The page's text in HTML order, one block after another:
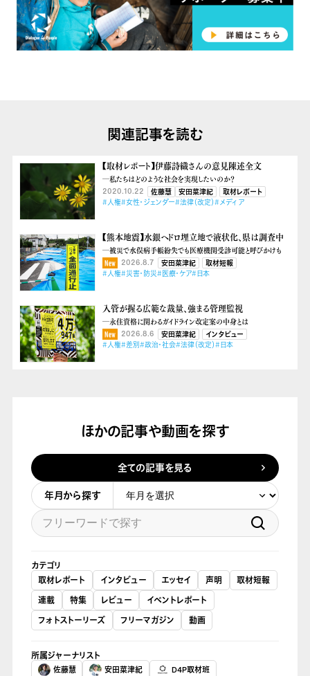
関連記事を読む
【取材レポート】伊藤詩織さんの意見陳述全文
―私たちはどのような社会を実現したいのか？
2020.10.22 佐藤慧 安田菜津紀
取材レポート
#人権#女性・ジェンダー#法律（改定）#メディア
【熊本地震】水銀ヘドロ埋立地で液状化、県は調査中
―被災で水俣病手帳紛失でも医療機関受診可能と呼びかけも
2026.8.7 安田菜津紀
取材短報
#人権#災害・防災#医療・ケア#日本
入管が握る広範な裁量、強まる管理監視
―永住資格に関わるガイドライン改定案の中身とは
2026.8.6 安田菜津紀
インタビュー
#人権#差別#政治・社会#法律（改定）#日本
ほかの記事や動画を探す
全ての記事を見る
年月から探す
カテゴリ
取材レポート
インタビュー エッセイ 声明
取材短報
連載
特集 レビュー
イベントレポート
フォトストーリーズ
フリーマガジン 動画
所属ジャーナリスト
佐藤慧 安田菜津紀 D4P取材班